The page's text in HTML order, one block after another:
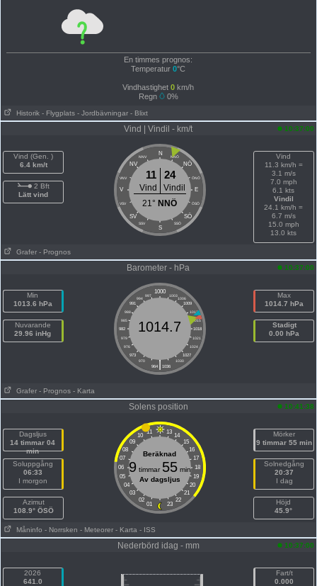
En timmes prognos:
Temperatur0°C
Vindhastighet 0 km/h
Regn
0%
Historik - Flygplats - Jordbävningar - Blixt
Vind | Vindil - km/t 10:37:00
Vind (Gen. )
6.4 km/t
2 Bft
Lätt vind
N
NNV NNÖ
NV NÖ
VNV ÖNÖ
V E
VSV ÖSÖ
SV SÖ
SSV SSÖ
S
11 24
Vind
Vindil
21° NNÖ
Vind
11.3 km/h =
3.1 m/s
7.0 mph
6.1 kts
Vindil
24.1 km/h =
6.7 m/s
15.0 mph
13.0 kts
Grafer - Prognos
Barometer - hPa 10:37:00
Min
1013.6 hPa
Nuvarande
29.96 inHg
1000
997 1003
994
1006
991
1009
988
1012
985
1015
982
1018
979
1021
976
1024
973
1027
970
1030
|
964 1036
1014.7
Max
1014.7 hPa
Stadigt
0.00 hPa
Grafer - Prognos - Karta
Solens position 10:41:38
Dagsljus
14 timmar 04
min
Soluppgång
06:33
I morgon
Azimut
108.9° ÖSÖ
11 13
10
14
09
15
08
16
07
17
06
18
05
19
04
20
03
21
02
22
01 23
Beräknad
9timmar 55min
Av dagsljus
Mörker
9 timmar 55 min
Solnedgång
20:37
I dag
Höjd
45.9°
Måninfo - Norrsken - Meteorer - Karta - ISS
Nederbörd idag - mm 10:37:00
2026
641.0
Fart/t
0.000